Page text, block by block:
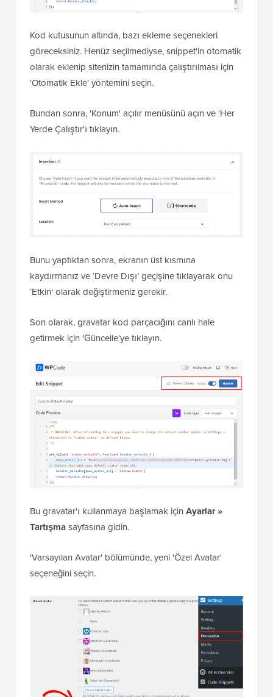
Kod kutusunun altında, bazı ekleme seçenekleri
göreceksiniz. Henüz seçilmediyse, snippet'in otomatik
olarak eklenip sitenizin tamamında çalıştırılması için
'Otomatik Ekle' yöntemini seçin.
Bundan sonra, 'Konum' açılır menüsünü açın ve 'Her
Yerde Çalıştır'ı tıklayın.
Bunu yaptıktan sonra, ekranın üst kısmına
kaydırmanız ve ‘Devre Dışı’ geçişine tıklayarak onu
‘Etkin’ olarak değiştirmeniz gerekir.
Son olarak, gravatar kod parçacığını canlı hale
getirmek için 'Güncelle'ye tıklayın.
Bu gravatar'ı kullanmaya başlamak için Ayarlar »
Tartışmasayfasına gidin.
'Varsayılan Avatar' bölümünde, yeni 'Özel Avatar'
seçeneğini seçin.